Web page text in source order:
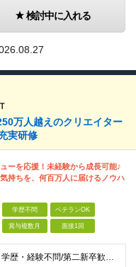
検討中に入れる
万人越えのクリエイター
実研修
ーを応援！未経験から成長可能♪
持ちを、何百万人に届けるノウハ
学歴不問 ベテランOK
賞与複数月 面接1回
＊未経験者大歓迎！学歴・経験不問/第二新卒歓迎/約1年間の充実研修/WEB面接可能＊ ▼未経験歓迎＆完全ポテンシャル採用！▼ 基礎のキソから学べる研修があるので経験は一切不問！ 面接では「あなたの